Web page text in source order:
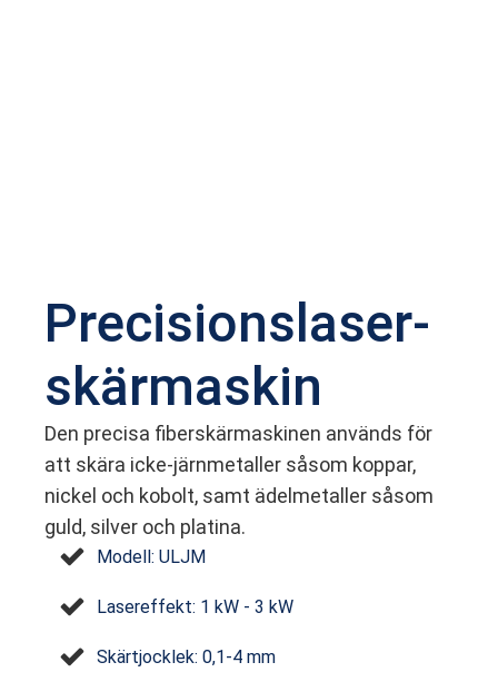
Precisions­laser­
skärmaskin
Den precisa fiber­skärmaskinen används för
att skära icke-järnmetaller såsom koppar,
nickel och kobolt, samt ädelmetaller såsom
guld, silver och platina.
Modell: ULJM
Laser­effekt: 1 kW - 3 kW
Skärtjocklek: 0,1-4 mm